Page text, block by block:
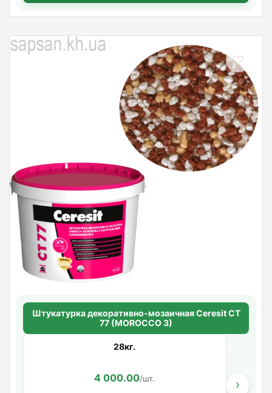
Штукатурка декоративно-мозаичная Ceresit CT
77 (MOROCCO 3)
28кг.
4 000.00/шт. ›